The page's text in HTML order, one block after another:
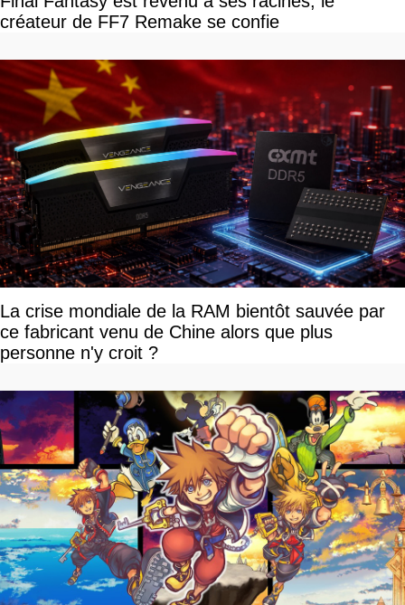
créateur de FF7 Remake se confie
La crise mondiale de la RAM bientôt sauvée par
ce fabricant venu de Chine alors que plus
personne n'y croit ?